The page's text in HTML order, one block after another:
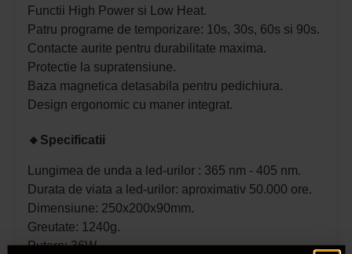
Functii High Power si Low Heat.
Patru programe de temporizare: 10s, 30s, 60s si 90s.
Contacte aurite pentru durabilitate maxima.
Protectie la supratensiune.
Baza magnetica detasabila pentru pedichiura.
Design ergonomic cu maner integrat.
🔸Specificatii
Lungimea de unda a led-urilor : 365 nm - 405 nm.
Durata de viata a led-urilor: aproximativ 50.000 ore.
Dimensiune: 250x200x90mm.
Greutate: 1240g.
Putere: 36W.